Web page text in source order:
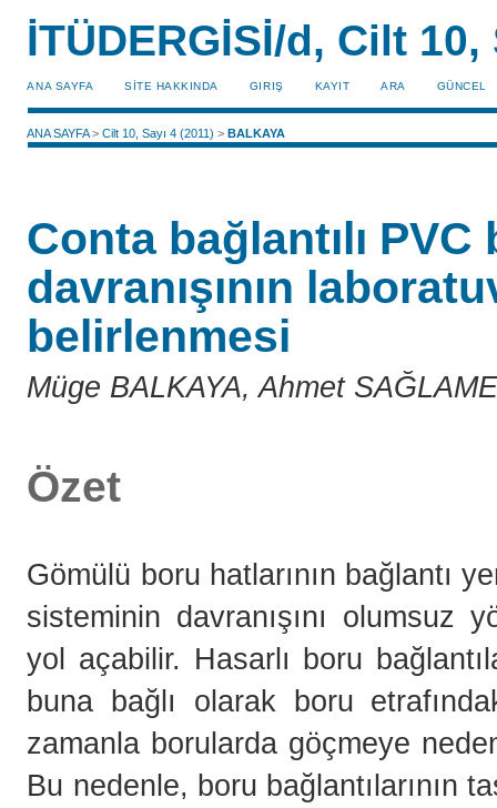
İTÜDERGİSİ/d, Cilt 10,
ANA SAYFA SİTE HAKKINDA GIRIŞ KAYIT ARA GÜNCEL
ANA SAYFA>Cilt 10, Sayı 4 (2011) >BALKAYA
Conta bağlantılı
davranışının
belirlenmesi
Müge BALKAYA, Ahmet
Özet
Gömülü boru hatlarının bağlantı
sisteminin davranışını olumsuz
yol açabilir. Hasarlı boru
buna bağlı olarak boru
zamanla borularda göçmeye
Bu nedenle, boru bağlantılarının